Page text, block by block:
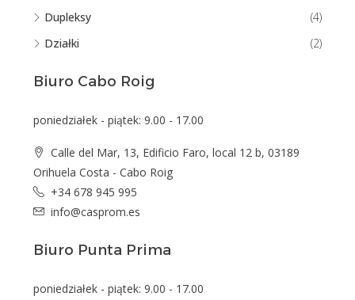
Dupleksy
(4)
Działki
(2)
Biuro Cabo Roig
poniedziałek - piątek: 9.00 - 17.00
Calle del Mar, 13, Edificio Faro, local 12 b, 03189
Orihuela Costa - Cabo Roig
+34 678 945 995
info@casprom.es
Biuro Punta Prima
poniedziałek - piątek: 9.00 - 17.00